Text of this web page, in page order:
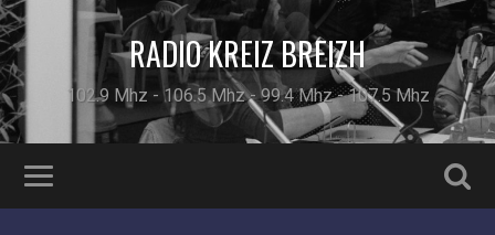
RADIO KREIZ BREIZH
102.9 Mhz - 106.5 Mhz - 99.4 Mhz - 107.5 Mhz